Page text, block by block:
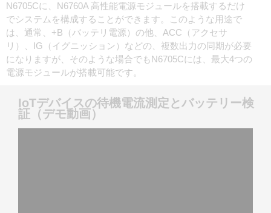
N6705Cに、N6760A 高性能電源モジュールを搭載するだけ
でシステムを構成することができます。このような用途で
は、通常、+B（バッテリ電源）の他、ACC（アクセサ
リ）、IG（イグニッション）などの、複数出力の同期が必要
になりますが、そのような場合でもN6705Cには、最大4つの
電源モジュールが搭載可能です。
IoTデバイスの待機電流測定とバッテリー検
証（デモ動画）